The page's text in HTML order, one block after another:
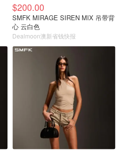
$200.00
SMFK MIRAGE SIREN MIX 吊带背
心 云白色
Dealmoon澳新省钱快报